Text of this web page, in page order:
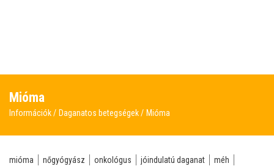
Mióma
Információk Daganatos betegségek Mióma
mióma nőgyógyász onkológus jóindulatú daganat
méh